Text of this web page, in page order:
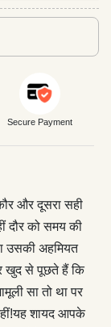
Secure Payment
और दूसरा सही
दौर को समय की
उसकी अहमियत
खुद से पूछते हैं कि
सा तो था पर
शायद आपके